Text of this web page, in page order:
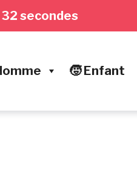
secondes
🧒 Enfant